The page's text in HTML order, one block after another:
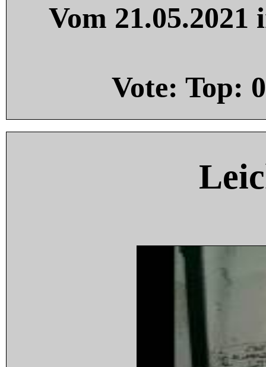
Vom
Vote: Top: 0